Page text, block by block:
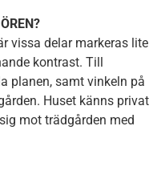
vissa delar markeras lite
kontrast. Till
planen, samt vinkeln på
Huset känns privat
mot trädgården med